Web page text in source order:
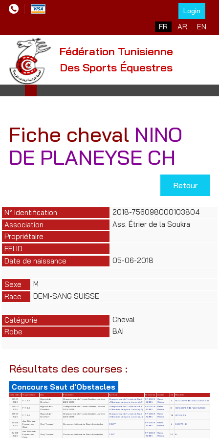
Login
Sélectionnez votre
FR AR EN
Fédération Tunisienne
Des Sports Équestres
Fiche cheval NINO
DE PLANEYSE CH
Retour
N° Identification
2018-756098000103804
Association
Ass. Étrier de la Soukra
Propriétaire
FEI ID
Date de naissance
05-06-2018
Sexe
M
Race
DEMI-SANG SUISSE
Catégorie
Cheval
Robe
BAI
Résultats des courses :
Concours Saut d'Obstacles
Date début Organisateur Lieu Evènement Epreuve N° License Cavalier Clt
Résultats
02-07-
2026
F.T.S.E
Hippoclub –
Chorfech
Championnat de Tunisie Cavaliers Juniors
2025-2026
Championnat de Tunisie de Saut
d'Obstacles catégorie Juniors (J3)
FR-2008-
92885
Mazzei
Mélanie
4 HC/0.00/72.83/4.00/4.00/58.12
02-07-
2026
F.T.S.E
Hippoclub –
Chorfech
Championnat de Tunisie Cavaliers Juniors
2025-2026
Championnat de Tunisie de Saut
d'Obstacles catégorie Juniors (J2)
FR-2008-
92885
Mazzei
Mélanie
3 HC/0.00/62.86/40.60/0.00
02-07-
2026
F.T.S.E
Hippoclub –
Chorfech
Championnat de Tunisie Cavaliers Juniors
2025-2026
Championnat de Tunisie de Saut
d'Obstacles catégorie Juniors (J1)
FR-2008-
92885
Mazzei
Mélanie
18 HC/85.53
24-05-
2026
Ass. Alforssan
Equestrian
Club
Borj Youssef Concours National de Saut d'obstacles CSO**
FR-2008-
92885
Mazzei
Mélanie
4 0.00/75.48
24-05-
2026
Ass. Alforssan
Equestrian
Club
Borj Youssef Concours National de Saut d'obstacles CSO*
FR-2008-
92885
Mazzei
Mélanie
EL EL